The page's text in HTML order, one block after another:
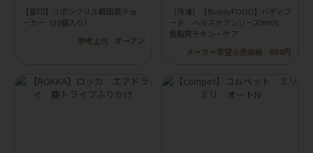
【星印】リボンフリル韓国風チョ
ーカー（20個入り）
参考上代
オープン
［冷凍］【BuddyFOOD】バディフ
ード ヘルスケアシリーズ#H01
低脂質チキン・ケア
メーカー希望小売価格
898円